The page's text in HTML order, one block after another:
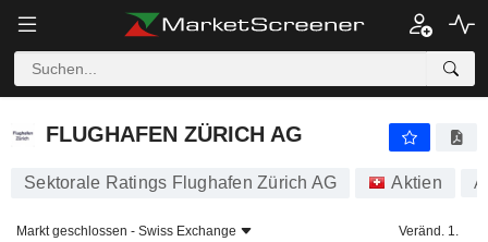
FLUGHAFEN ZÜRICH AG
FLUGHAFEN ZÜRICH AG
Sektorale Ratings Flughafen Zürich AG Aktien
Markt geschlossen - Swiss Exchange
Veränd. 1.